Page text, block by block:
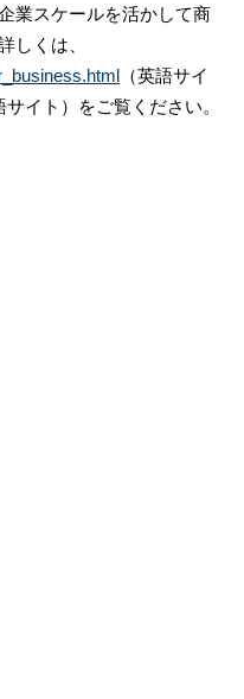
業スケールを活かして商
しくは、
（英語サイ
イト）をご覧ください。